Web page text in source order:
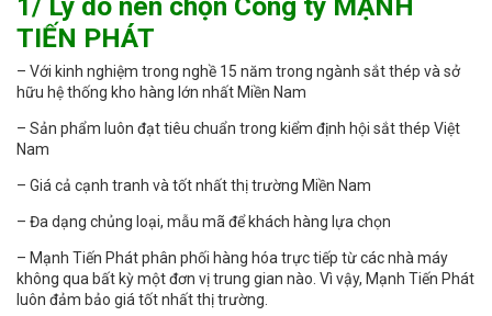
TIẾN PHÁT
– Với kinh nghiệm trong nghề 15 năm trong ngành sắt thép và sở
hữu hệ thống kho hàng lớn nhất Miền Nam
– Sản phẩm luôn đạt tiêu chuẩn trong kiểm định hội sắt thép Việt
Nam
– Giá cả cạnh tranh và tốt nhất thị trường Miền Nam
– Đa dạng chủng loại, mẫu mã để khách hàng lựa chọn
– Mạnh Tiến Phát phân phối hàng hóa trực tiếp từ các nhà máy
không qua bất kỳ một đơn vị trung gian nào. Vì vậy, Mạnh Tiến Phát
luôn đảm bảo giá tốt nhất thị trường.